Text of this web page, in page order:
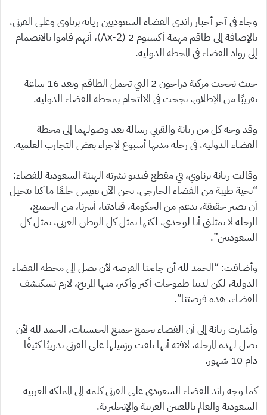
وجاء في آخر أخبار رائدي الفضاء السعوديين ريانة برناوي وعلي القرني،
بالإضافة إلى طاقم مهمة أكسيوم 2 (Ax-2)، أنهم قاموا بالانضمام
إلى رواد الفضاء في المحطة الدولية.
حيث نجحت مركبة دراجون 2 التي تحمل الطاقم وبعد 16 ساعة
تقريبًا من الإطلاق، نجحت في الالتحام بمحطة الفضاء الدولية.
وقد وجه كل من ريانة والقرني رسالة بعد وصولهما إلى محطة
الفضاء الدولية، في رحلة مدتها أسبوع لإجراء بعض التجارب العلمية.
وقالت ريانة برناوي، في مقطع فيديو نشرته الهيئة السعودية للفضاء:
“تحية طيبة من الفضاء الخارجي، نحن الآن نعيش حلمًا ما كنا نتخيل
أن يصير حقيقة، بدعم من الحكومة، قيادتنا، أسرنا، من الجميع،
الرحلة لا تمثلني أنا لوحدي، لكنها تمثل كل الوطن العربي، تمثل كل
السعوديين”.
وأضافت: “الحمد لله أن جاءتنا الفرصة لأن نصل إلى محطة الفضاء
الدولية، لكن لدينا طموحات أكبر وأكبر، منها المريخ، لازم نسكتشف
الفضاء، هذه فرصتنا”.
وأشارت ريانة إلى أن الفضاء يجمع جميع الجنسيات، الحمد لله لأن
نصل لهذه المرحلة، لافتة أنها تلقت وزميلها علي القرني تدريبًا كثيفًا
دام 10 شهور.
كما وجه رائد الفضاء السعودي علي القرني كلمة إلى المملكة العربية
السعودية والعالم باللغتين العربية والإنجليزية.